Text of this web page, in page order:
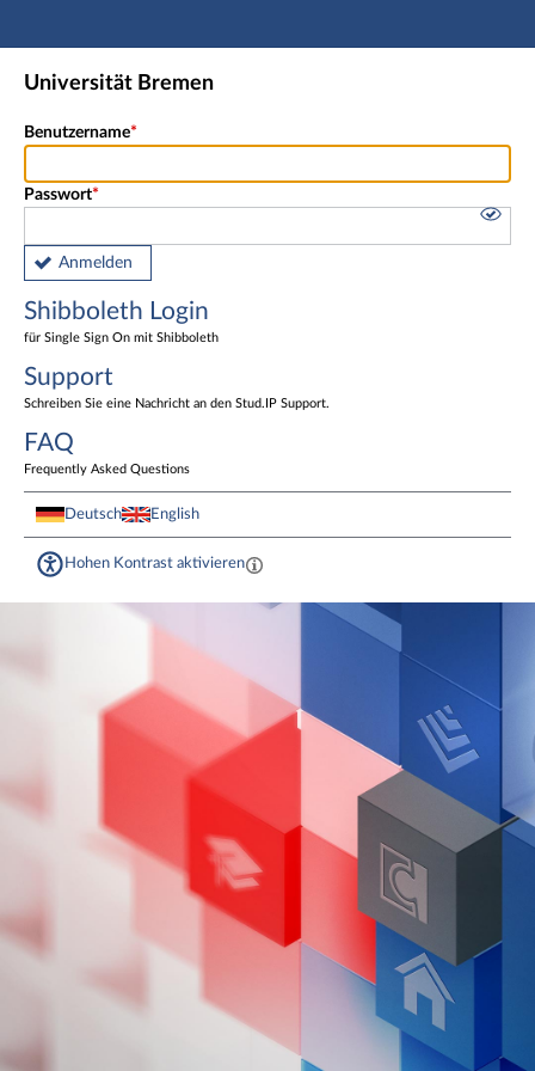
Hauptnavigation
Shibboleth Login
Universität Bremen
Benutzername
Passwort
Anmelden
Shibboleth Login
für Single Sign On mit Shibboleth
Support
Schreiben Sie eine Nachricht an den Stud.IP Support.
FAQ
Frequently Asked Questions
Deutsch English
Hohen Kontrast aktivieren